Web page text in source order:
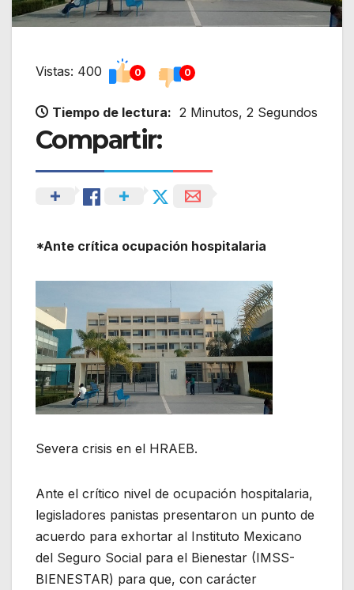
Vistas: 400 0 0
Tiempo de lectura: 2 Minutos, 2 Segundos
Compartir:
*Ante crítica ocupación hospitalaria
Severa crisis en el HRAEB.
Ante el crítico nivel de ocupación hospitalaria,
legisladores panistas presentaron un punto de
acuerdo para exhortar al Instituto Mexicano
del Seguro Social para el Bienestar (IMSS-
BIENESTAR) para que, con carácter